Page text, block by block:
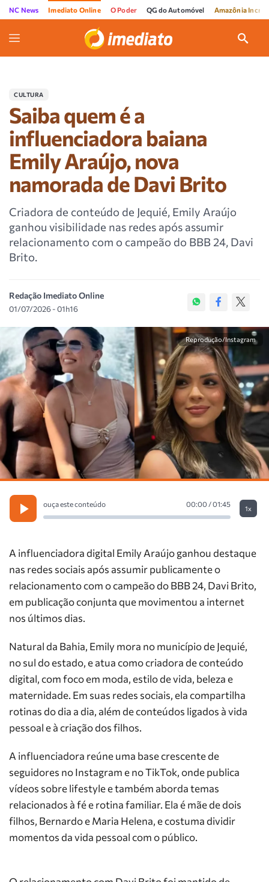
NC News Imediato Online O Poder QG do Automóvel Amazônia
CULTURA
Saiba quem é a
influenciadora baiana
Emily Araújo, nova
namorada de Davi Brito
Criadora de conteúdo de Jequié, Emily Araújo
ganhou visibilidade nas redes após assumir
relacionamento com o campeão do BBB 24, Davi
Brito.
Redação Imediato Online
01/07/2026 - 01h16
Reprodução/Instagram
ouça este conteúdo 00:00 / 01:45
1x
A influenciadora digital Emily Araújo ganhou destaque
nas redes sociais após assumir publicamente o
relacionamento com o campeão do BBB 24, Davi Brito,
em publicação conjunta que movimentou a internet
nos últimos dias.
Natural da Bahia, Emily mora no município de Jequié,
no sul do estado, e atua como criadora de conteúdo
digital, com foco em moda, estilo de vida, beleza e
maternidade. Em suas redes sociais, ela compartilha
rotinas do dia a dia, além de conteúdos ligados à vida
pessoal e à criação dos filhos.
A influenciadora reúne uma base crescente de
seguidores no Instagram e no TikTok, onde publica
vídeos sobre lifestyle e também aborda temas
relacionados à fé e rotina familiar. Ela é mãe de dois
filhos, Bernardo e Maria Helena, e costuma dividir
momentos da vida pessoal com o público.